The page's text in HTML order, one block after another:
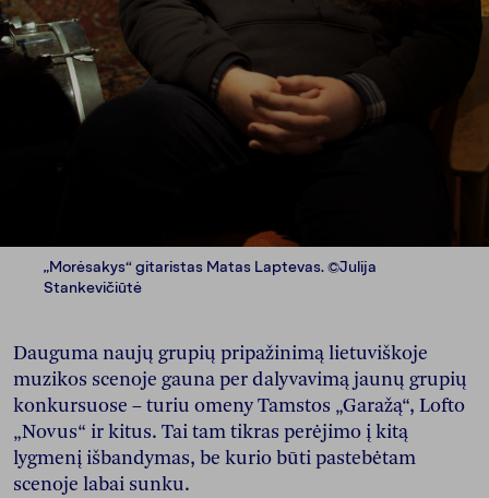
„Morėsakys“ gitaristas Matas Laptevas. ©Julija
Stankevičiūtė
Dauguma naujų grupių pripažinimą lietuviškoje
muzikos scenoje gauna per dalyvavimą jaunų grupių
konkursuose – turiu omeny Tamstos „Garažą“, Lofto
„Novus“ ir kitus. Tai tam tikras perėjimo į kitą
lygmenį išbandymas, be kurio būti pastebėtam
scenoje labai sunku.